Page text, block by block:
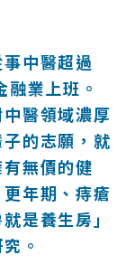
中醫超過
業上班。
醫領域濃厚
的志願，就
無價的健
年期、痔瘡
是養生房」
。